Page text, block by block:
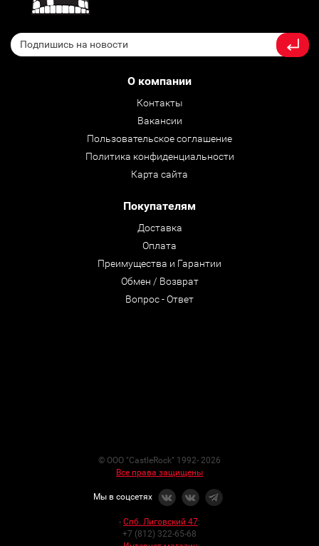
О компании
Контакты
Вакансии
Пользовательское соглашение
Политика конфиденциальности
Карта сайта
Покупателям
Доставка
Оплата
Преимущества и Гарантии
Обмен / Возврат
Вопрос - Ответ
© ООО "CastleRock" 1992- 2026
Все права защищены
Мы в соцсетях
- Спб. Лиговский 47:
+7 (812) 322-65-68